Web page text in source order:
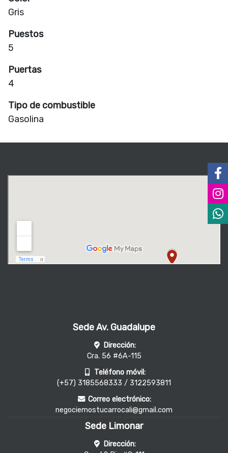
Gris
Puestos
5
Puertas
4
Tipo de combustible
Gasolina
Sede Av. Guadalupe
Dirección:
Cra. 56 #6A-115
Teléfono móvil:
(+57) 3185568333 / 3122593811
Correo electrónico:
negociemostucarrocali@gmail.com
Sede Limonar
Dirección: